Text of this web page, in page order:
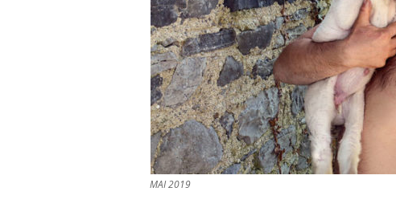
MAI 2019